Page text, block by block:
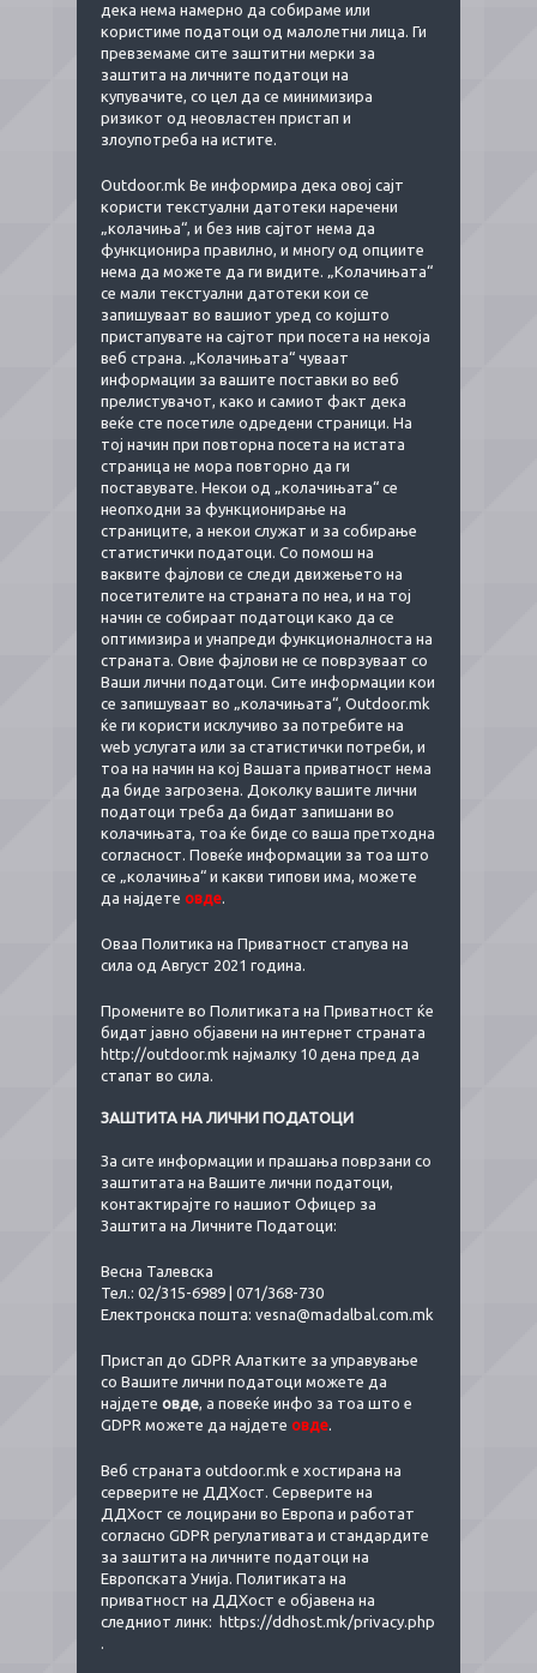
дека нема намерно да собираме или
користиме податоци од малолетни лица. Ги
превземаме сите заштитни мерки за
заштита на личните податоци на
купувачите, со цел да се минимизира
ризикот од неовластен пристап и
злоупотреба на истите.
Outdoor.mk Ве информира дека овој сајт
користи текстуални датотеки наречени
„колачиња“, и без нив сајтот нема да
функционира правилно, и многу од опциите
нема да можете да ги видите. „Колачињата“
се мали текстуални датотеки кои се
запишуваат во вашиот уред со којшто
пристапувате на сајтот при посета на некоја
веб страна. „Колачињата“ чуваат
информации за вашите поставки во веб
прелистувачот, како и самиот факт дека
веќе сте посетиле одредени страници. На
тој начин при повторна посета на истата
страница не мора повторно да ги
поставувате. Некои од „колачињата“ се
неопходни за функционирање на
страниците, а некои служат и за собирање
статистички податоци. Со помош на
ваквите фајлови се следи движењето на
посетителите на страната по неа, и на тој
начин се собираат податоци како да се
оптимизира и унапреди функционалноста на
страната. Овие фајлови не се поврзуваат со
Ваши лични податоци. Сите информации кои
се запишуваат во „колачињата“, Outdoor.mk
ќе ги користи исклучиво за потребите на
web услугата или за статистички потреби, и
тоа на начин на кој Вашата приватност нема
да биде загрозена. Доколку вашите лични
податоци треба да бидат запишани во
колачињата, тоа ќе биде со ваша претходна
согласност. Повеќе информации за тоа што
се „колачиња“ и какви типови има, можете
да најдете овде.
Оваа Политика на Приватност стапува на
сила од Август 2021 година.
Промените во Политиката на Приватност ќе
бидат јавно објавени на интернет странатa
http://outdoor.mk најмалку 10 дена пред да
стапат во сила.
ЗАШТИТА НА ЛИЧНИ ПОДАТОЦИ
За сите информации и прашања поврзани со
заштитата на Вашите лични податоци,
контактирајте го нашиот Офицер за
Заштита на Личните Податоци:
Весна Талевска
Тел.: 02/315-6989 | 071/368-730
Електронска пошта: vesna@madalbal.com.mk
Пристап до GDPR Алатките за управување
со Вашите лични податоци можете да
најдете овде, а повеќе инфо за тоа што е
GDPR можете да најдете овде.
Веб страната outdoor.mk е хостирана на
серверите не ДДХост. Серверите на
ДДХост се лоцирани во Европа и работат
согласно GDPR регулативата и стандардите
за заштита на личните податоци на
Европската Унија. Политиката на
приватност на ДДХост е објавена на
следниот линк:
https://ddhost.mk/privacy.php
.